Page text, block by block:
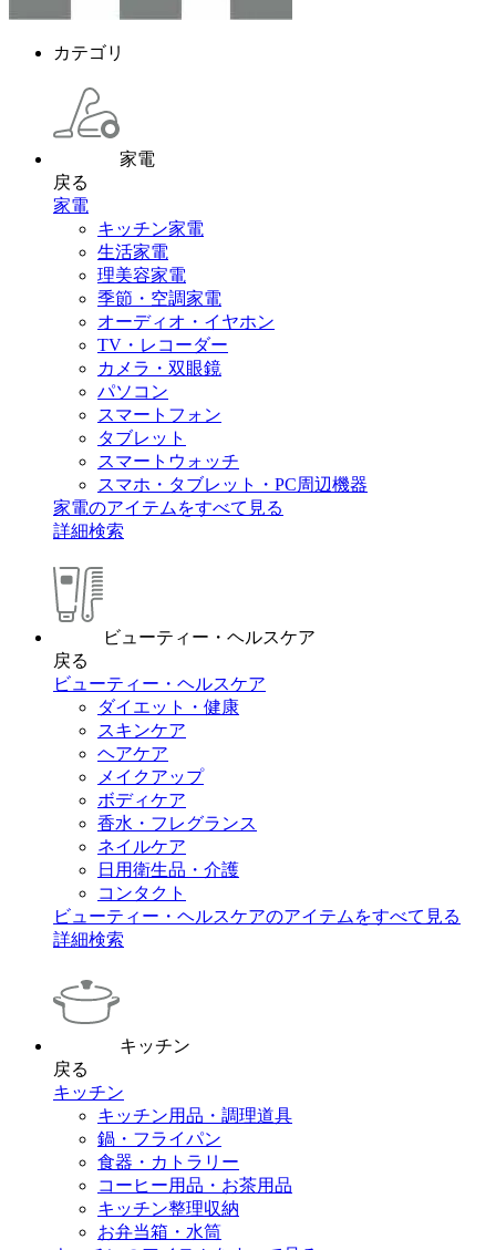
カテゴリ
家電
戻る
家電
キッチン家電
生活家電
理美容家電
季節・空調家電
オーディオ・イヤホン
TV・レコーダー
カメラ・双眼鏡
パソコン
スマートフォン
タブレット
スマートウォッチ
スマホ・タブレット・PC周辺機器
家電のアイテムをすべて見る
詳細検索
ビューティー・ヘルスケア
戻る
ビューティー・ヘルスケア
ダイエット・健康
スキンケア
ヘアケア
メイクアップ
ボディケア
香水・フレグランス
ネイルケア
日用衛生品・介護
コンタクト
ビューティー・ヘルスケアのアイテムをすべて見る
詳細検索
キッチン
戻る
キッチン
キッチン用品・調理道具
鍋・フライパン
食器・カトラリー
コーヒー用品・お茶用品
キッチン整理収納
お弁当箱・水筒